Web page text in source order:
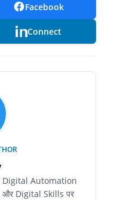
Facebook
Connect
Digital Automation
और Digital Skills पर